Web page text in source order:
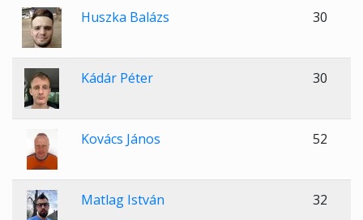
Huszka Balázs 30
Kádár Péter 30
Kovács János 52
Matlag István 32